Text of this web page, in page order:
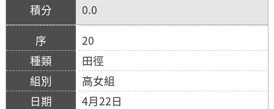
0.0
20
田徑
高女組
4月22日